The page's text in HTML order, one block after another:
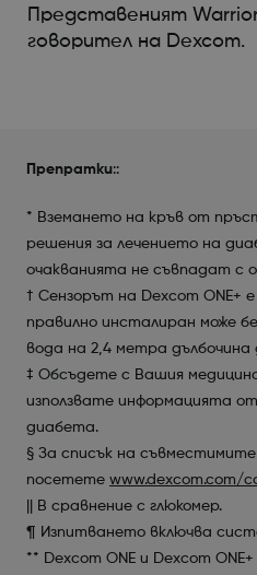
Представеният
говорител на Dexcom.
Препратки::
* Вземането на кръв от
решения за лечението на
очакванията не съвпадат с
† Сензорът на Dexcom ONE+
правилно инсталиран може
вода на 2,4 метра дълбочина
‡ Обсъдете с Вашия
използвате информацията
диабета.
§ За списък на
посетете www.dexcom.com/
|| В сравнение с глюкомер.
¶ Изпитването включва
** Dexcom ONE и Dexcom